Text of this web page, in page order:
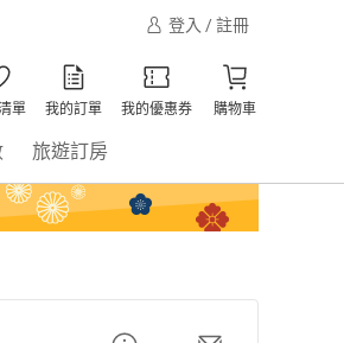
登入 / 註冊
單 我的訂單 我的優惠券 購物車
旅遊訂房